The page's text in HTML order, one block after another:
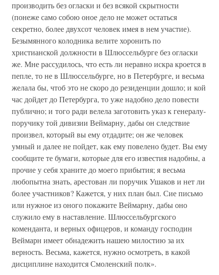
производить без огласки и без всякой скрытности
(понеже само собою оное дело не может остаться
секретно, более двухсот человек имея в нем участие).
Безымянного колодника велите хоронить по
христианской должности в Шлюссельбурге без огласки
же. Мне рассудилось, что есть ли неравно искра кроется в
пепле, то не в Шлюссельбурге, но в Петербурге, и весьма
желала бы, чтоб это не скоро до резиденции дошло; и кой
час дойдет до Петербурга, то уже надобно дело повести
публично; и того ради велела заготовить указ к генералу-
поручику той дивизии Веймарну, дабы он следствие
произвел, который вы ему отдадите; он же человек
умный и далее не пойдет, как ему повелено будет. Вы ему
сообщите те бумаги, которые для его известия надобны, а
прочие у себя храните до моего прибытия; я весьма
любопытна знать, арестован ли поручик Ушаков и нет ли
более участников? Кажется, у них план был. Сие письмо
или нужное из оного покажите Веймарну, дабы оно
служило ему в наставление. Шлюссельбургского
коменданта, и верных офицеров, и команду господин
Веймарн имеет обнадежить нашею милостию за их
верность. Весьма, кажется, нужно осмотреть, в какой
дисциплине находится Смоленский полк».